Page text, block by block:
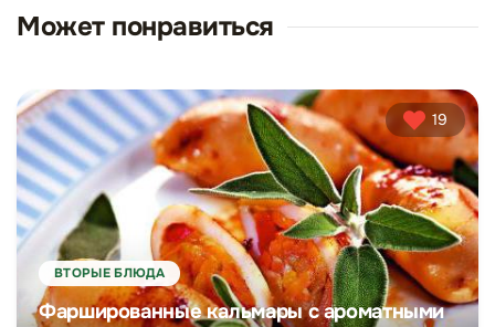
Может понравиться
19
ВТОРЫЕ БЛЮДА
Фаршированные кальмары с ароматными